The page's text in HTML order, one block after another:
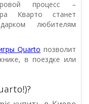
процесс –
Кварто станет
любителям
Quarto позволит
в поездке или